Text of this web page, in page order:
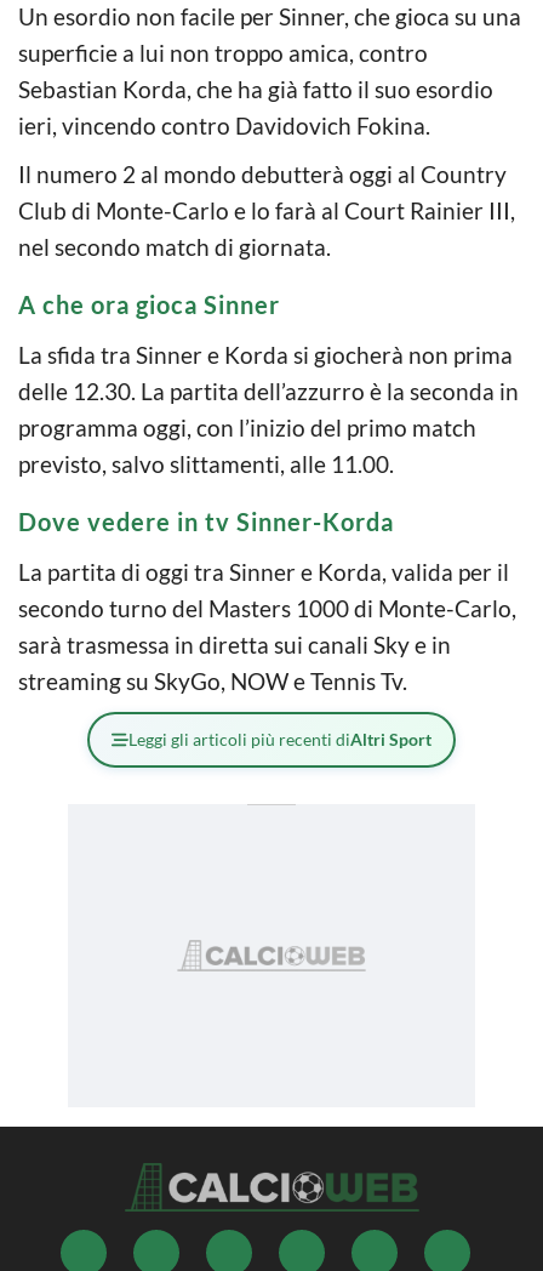
Un esordio non facile per Sinner, che gioca su una
superficie a lui non troppo amica, contro
Sebastian Korda, che ha già fatto il suo esordio
ieri, vincendo contro Davidovich Fokina.
Il numero 2 al mondo debutterà oggi al Country
Club di Monte-Carlo e lo farà al Court Rainier III,
nel secondo match di giornata.
A che ora gioca Sinner
La sfida tra Sinner e Korda si giocherà non prima
delle 12.30. La partita dell’azzurro è la seconda in
programma oggi, con l’inizio del primo match
previsto, salvo slittamenti, alle 11.00.
Dove vedere in tv Sinner-Korda
La partita di oggi tra Sinner e Korda, valida per il
secondo turno del Masters 1000 di Monte-Carlo,
sarà trasmessa in diretta sui canali Sky e in
streaming su SkyGo, NOW e Tennis Tv.
Leggi gli articoli più recenti diAltri Sport